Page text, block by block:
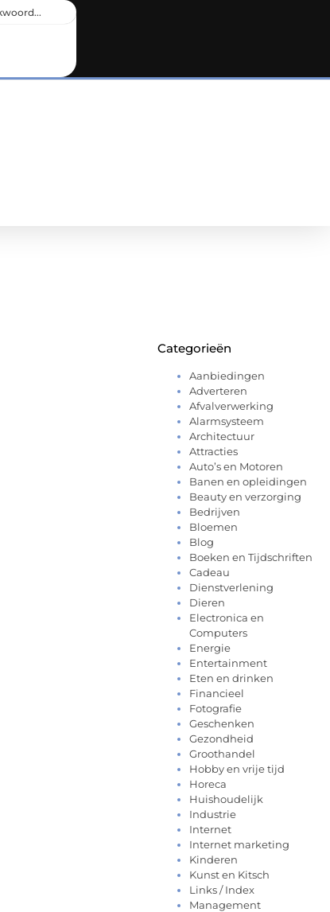
Categorieën
Aanbiedingen
Adverteren
Afvalverwerking
Alarmsysteem
Architectuur
Attracties
Auto’s en Motoren
Banen en opleidingen
Beauty en verzorging
Bedrijven
Bloemen
Blog
Boeken en Tijdschriften
Cadeau
Dienstverlening
Dieren
Electronica en
Computers
Energie
Entertainment
Eten en drinken
Financieel
Fotografie
Geschenken
Gezondheid
Groothandel
Hobby en vrije tijd
Horeca
Huishoudelijk
Industrie
Internet
Internet marketing
Kinderen
Kunst en Kitsch
Links / Index
Management